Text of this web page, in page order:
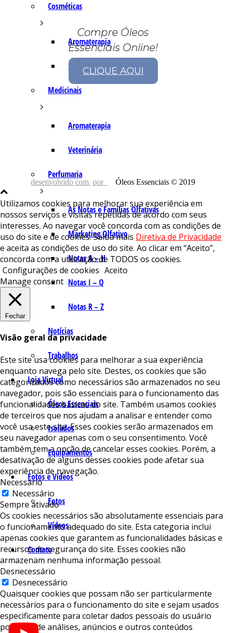
Cosméticas
Aromaterapia
Fórmulas Caseiras
Medicinais
Aromaterapia
Veterinária
Perfumaria
As Notas e Famílias Olfativas
Marketing Olfativo
Notas A – H
Notas I – Q
Notas R – Z
Notícias
Trabalhos
Loja Virtual
Óleos Essenciais
Isolados
Equipamentos
Fotos e Vídeos
Fotos
Vídeos
Contato
Compre Óleos
Essenciais Online!
CLIQUE AQUI
desenvolvido com por Óleos Essenciais © 2019
Utilizamos cookies para melhorar sua experiência em
nossos serviços e visitas repetidas de acordo com seus
interesses. Ao navegar você concorda com as condições de
uso do site e de cookies. Saiba mais Diretiva de Privacidade
e aceita as condições de uso do site. Ao clicar em “Aceito”,
concorda com a utilização de TODOS os cookies.
Configurações de cookies Aceito
Manage consent
Fechar
Visão geral da privacidade
Este site usa cookies para melhorar a sua experiência
enquanto navega pelo site. Destes, os cookies que são
categorizados como necessários são armazenados no seu
navegador, pois são essenciais para o funcionamento das
funcionalidades básicas do site. Também usamos cookies
de terceiros que nos ajudam a analisar e entender como
você usa este site. Esses cookies serão armazenados em
seu navegador apenas com o seu consentimento. Você
também tem a opção de cancelar esses cookies. Porém, a
desativação de alguns desses cookies pode afetar sua
experiência de navegação.
Necessário
Necessário
Sempre ativado
Os cookies necessários são absolutamente essenciais para
o funcionamento adequado do site. Esta categoria inclui
apenas cookies que garantem as funcionalidades básicas e
recursos de segurança do site. Esses cookies não
armazenam nenhuma informação pessoal.
Desnecessário
Desnecessário
Quaisquer cookies que possam não ser particularmente
necessários para o funcionamento do site e sejam usados ​​
especificamente para coletar dados pessoais do usuário
por meio de análises, anúncios e outros conteúdos